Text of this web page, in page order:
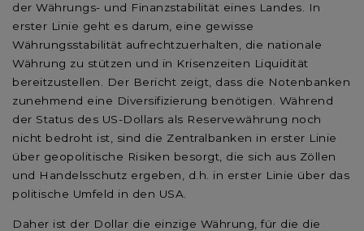
der Währungs- und Finanzstabilität eines Landes. In
erster Linie geht es darum, eine gewisse
Währungsstabilität aufrechtzuerhalten, die nationale
Währung zu stützen und in Krisenzeiten Liquidität
bereitzustellen. Der Bericht zeigt, dass die Notenbanken
zunehmend eine Diversifizierung benötigen. Während
der Status des US-Dollars als Reservewährung noch
nicht bedroht ist, sind die Zentralbanken in erster Linie
über geopolitische Risiken besorgt, die sich aus Zöllen
und Handelsschutz ergeben, d.h. in erster Linie über das
politische Umfeld in den USA.
Daher ist der Dollar die einzige Währung, für die die